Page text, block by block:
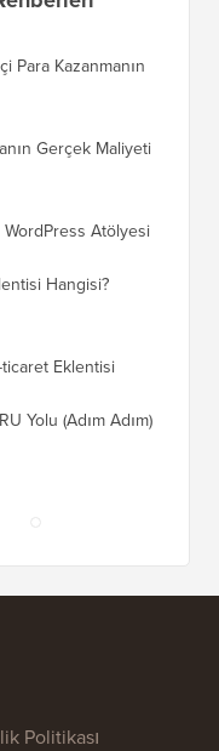
Para Kazanmanın
Gerçek Maliyeti
WordPress Atölyesi
Hangisi?
ticaret Eklentisi
Yolu (Adım Adım)
Politikası